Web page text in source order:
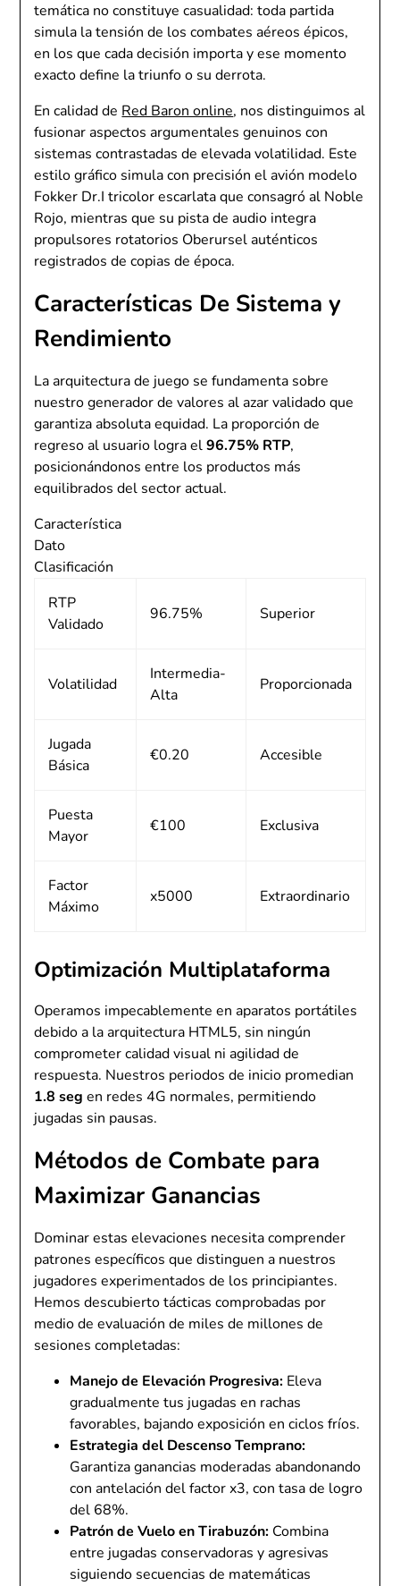
temática no constituye casualidad: toda partida
simula la tensión de los combates aéreos épicos,
en los que cada decisión importa y ese momento
exacto define la triunfo o su derrota.
En calidad de Red Baron online, nos distinguimos al
fusionar aspectos argumentales genuinos con
sistemas contrastadas de elevada volatilidad. Este
estilo gráfico simula con precisión el avión modelo
Fokker Dr.I tricolor escarlata que consagró al Noble
Rojo, mientras que su pista de audio integra
propulsores rotatorios Oberursel auténticos
registrados de copias de época.
Características De Sistema y
Rendimiento
La arquitectura de juego se fundamenta sobre
nuestro generador de valores al azar validado que
garantiza absoluta equidad. La proporción de
regreso al usuario logra el96.75% RTP,
posicionándonos entre los productos más
equilibrados del sector actual.
Característica
Dato
Clasificación
RTP
Validado
96.75% Superior
Volatilidad
Intermedia-
Alta
Proporcionada
Jugada
Básica
€0.20 Accesible
Puesta
Mayor
€100 Exclusiva
Factor
Máximo
x5000 Extraordinario
Optimización Multiplataforma
Operamos impecablemente en aparatos portátiles
debido a la arquitectura HTML5, sin ningún
comprometer calidad visual ni agilidad de
respuesta. Nuestros periodos de inicio promedian
1.8 seg en redes 4G normales, permitiendo
jugadas sin pausas.
Métodos de Combate para
Maximizar Ganancias
Dominar estas elevaciones necesita comprender
patrones específicos que distinguen a nuestros
jugadores experimentados de los principiantes.
Hemos descubierto tácticas comprobadas por
medio de evaluación de miles de millones de
sesiones completadas:
Manejo de Elevación Progresiva: Eleva
gradualmente tus jugadas en rachas
favorables, bajando exposición en ciclos fríos.
Estrategia del Descenso Temprano:
Garantiza ganancias moderadas abandonando
con antelación del factor x3, con tasa de logro
del 68%.
Patrón de Vuelo en Tirabuzón: Combina
entre jugadas conservadoras y agresivas
siguiendo secuencias de matemáticas